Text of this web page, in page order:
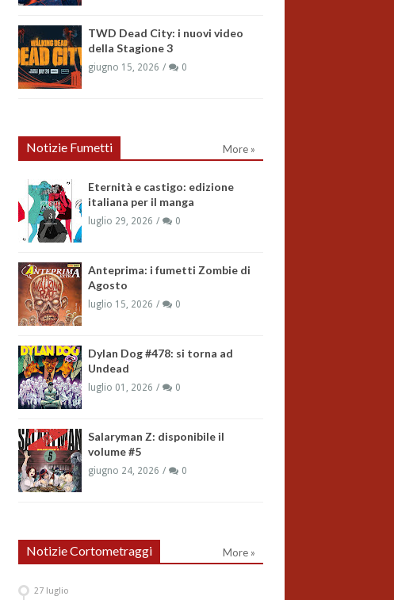
TWD Dead City: i nuovi video
della Stagione 3
giugno 15, 2026 0
Notizie Fumetti More »
Eternità e castigo: edizione
italiana per il manga
luglio 29, 2026 0
Anteprima: i fumetti Zombie di
Agosto
luglio 15, 2026 0
Dylan Dog #478: si torna ad
Undead
luglio 01, 2026 0
Salaryman Z: disponibile il
volume #5
giugno 24, 2026 0
Notizie Cortometraggi More »
27 luglio